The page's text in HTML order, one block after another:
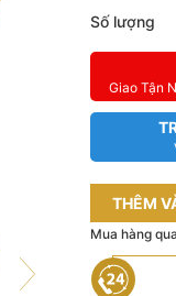
Số lượng
Giao Tận
THÊM
Mua hàng